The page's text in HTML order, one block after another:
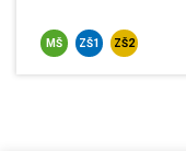
MŠ ZŠ1 ZŠ2